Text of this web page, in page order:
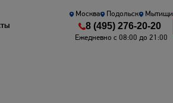
Москва Подольск Мытищи
8 (495) 276-20-20
Ежедневно с 08:00 до 21:00